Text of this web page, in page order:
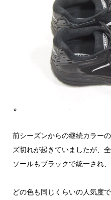
前シーズンからの継続カラー
ズ切れが起きていましたが、
ソールもブラックで統一され
どの色も同じくらいの人気度